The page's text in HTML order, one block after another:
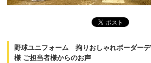
野球ユニフォーム 拘りおしゃれボーダー
様 ご担当者様からのお声